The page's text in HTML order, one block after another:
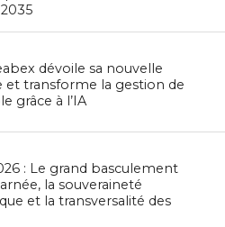
dévoile sa nouvelle
transforme la gestion de
grâce à l’IA
: Le grand basculement
la souveraineté
et la transversalité des